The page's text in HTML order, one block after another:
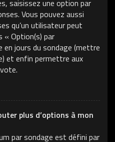
saisissez une option par
Vous pouvez aussi
qu’un utilisateur peut
« Option(s) par
en jours du sondage (mettre
et enfin permettre aux
plus d’options à mon
par sondage est défini par